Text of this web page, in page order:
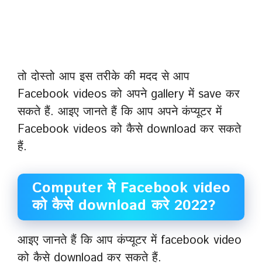
तो दोस्तो आप इस तरीके की मदद से आप
Facebook videos को अपने gallery में save कर
सकते हैं. आइए जानते हैं कि आप अपने कंप्यूटर में
Facebook videos को कैसे download कर सकते
हैं.
Computer मे Facebook video
को कैसे download करे 2022?
आइए जानते हैं कि आप कंप्यूटर में facebook video
को कैसे download कर सकते हैं.